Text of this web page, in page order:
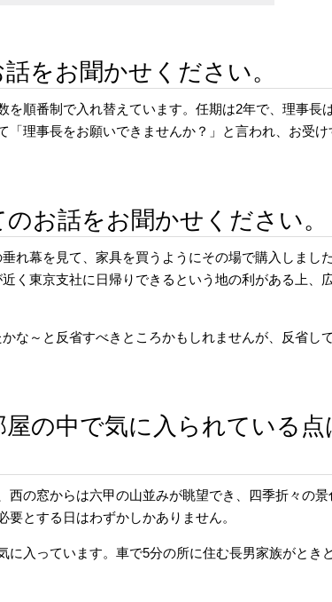
をお聞かせください。
を順番制で入れ替えています。任期は2年で、理事長
理事長をお願いできませんか？」と言われ、お受け
お話をお聞かせください。
れ幕を見て、家具を買うようにその場で購入しまし
く東京支社に日帰りできるという地の利がある上、
な～と反省すべきところかもしれませんが、反省して
の中で気に入られている点
西の窓からは六甲の山並みが眺望でき、四季折々の
とする日はわずかしかありません。
に入っています。車で5分の所に住む長男家族がとき